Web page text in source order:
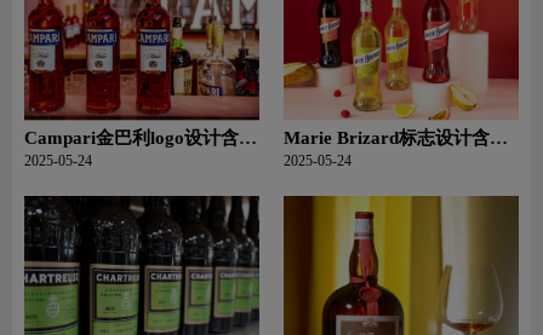
Campari金巴利logo设计含义
及利口酒品牌设计理念
2025-05-24
Marie Brizard标志设计含义
及利口酒品牌设计理念
2025-05-24